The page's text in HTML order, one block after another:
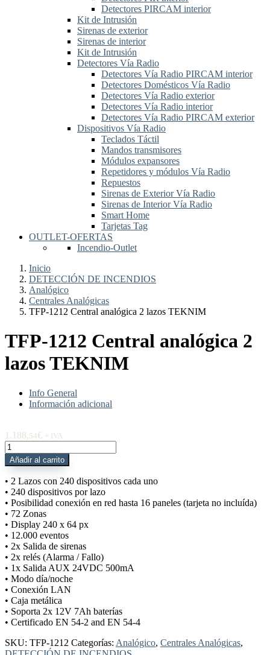
Detectores PIRCAM interior
Kit de Intrusión
Sirenas de exterior
Sirenas de interior
Kit de Intrusión
Detectores Vía Radio
Detectores Vía Radio PIRCAM interior
Detectores Domésticos Vía Radio
Detectores Vía Radio exterior
Detectores Vía Radio interior
Detectores Vía Radio PIRCAM exterior
Dispositivos Vía Radio
Teclados Táctil
Mandos transmisores
Módulos expansores
Repetidores y módulos Vía Radio
Repuestos
Sirenas de Exterior Vía Radio
Sirenas de Interior Vía Radio
Smart Home
Tarjetas Tag
OUTLET-OFERTAS
Incendio-Outlet
Inicio
DETECCIÓN DE INCENDIOS
Analógico
Centrales Analógicas
TFP-1212 Central analógica 2 lazos TEKNIM
TFP-1212 Central analógica 2
lazos TEKNIM
Info General
Información adicional
1.188,54€ + IVA
TFP-
1212
Central
analógica
2
lazos
TEKNIM
cantidad
Añadir al carrito
• 2 Lazos con 240 dispositivos cada uno
• 240 dispositivos por lazo
• Posibilidad conexión en red hasta 16 paneles (tarjeta no incluída)
• 72 Zonas
• Display 240 x 64 px
• 12.000 eventos
• 2x Salida de sirenas
• 2x relés (Alarma / Fallo)
• 1x Salida AUX 24VDC 500mA
• Modo día/noche
• Conexión LAN
• Caja metálica
• Soporta 2x 12V 7Ah baterías
• Certificado EN 54-2 and EN 54-4
SKU: TFP-1212 Categorías: Analógico, Centrales Analógicas,